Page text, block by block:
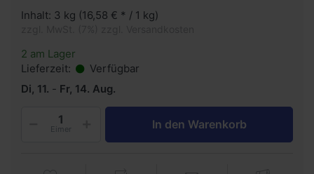
Inhalt: 3 kg (16,58 € * / 1 kg)
2 am Lager
Lieferzeit:
Verfügbar
Di, 11. - Fr, 14. Aug.
Eimer In den Warenkorb